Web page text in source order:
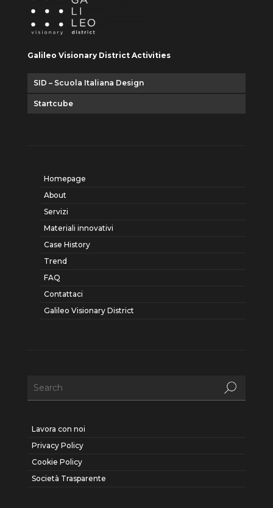
Galileo Visionary District Activities
SID – Scuola Italiana Design
Startcube
Homepage
About
Servizi
Materiali innovativi
Case History
Trend
FAQ
Contattaci
Galileo Visionary District
Lavora con noi
Privacy Policy
Cookie Policy
Società Trasparente